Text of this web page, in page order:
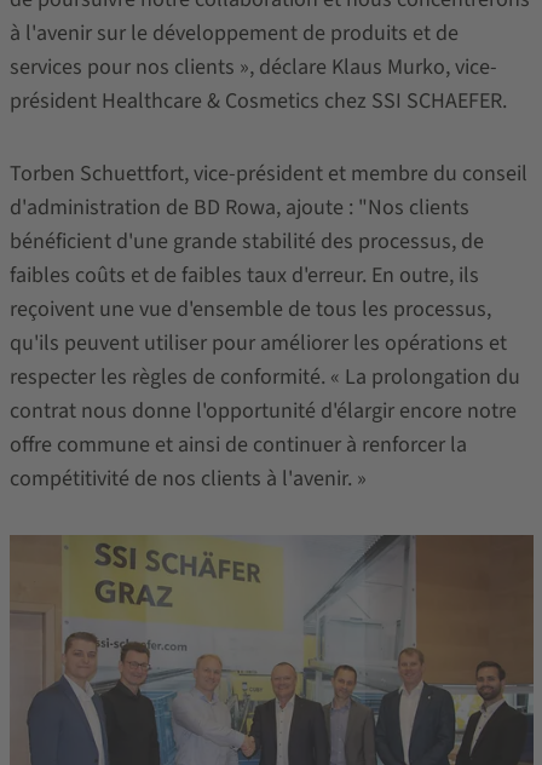
à l'avenir sur le développement de produits et de
services pour nos clients », déclare Klaus Murko, vice-
président Healthcare & Cosmetics chez SSI SCHAEFER.
Torben Schuettfort, vice-président et membre du conseil
d'administration de BD Rowa, ajoute : "Nos clients
bénéficient d'une grande stabilité des processus, de
faibles coûts et de faibles taux d'erreur. En outre, ils
reçoivent une vue d'ensemble de tous les processus,
qu'ils peuvent utiliser pour améliorer les opérations et
respecter les règles de conformité. « La prolongation du
contrat nous donne l'opportunité d'élargir encore notre
offre commune et ainsi de continuer à renforcer la
compétitivité de nos clients à l'avenir. »